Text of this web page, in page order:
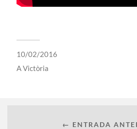
10/02/2016
AVictòria
← ENTRADA